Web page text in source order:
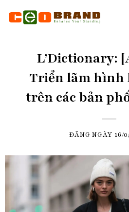
L’Dictionary:
Triển lãm hình
trên các bản
ĐĂNG NGÀY 16/